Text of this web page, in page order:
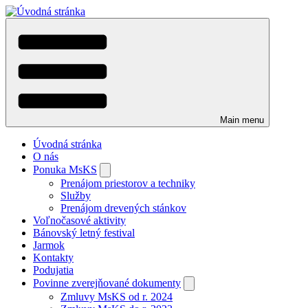
Skočiť
na
hlavný
obsah
Main menu
Úvodná stránka
O nás
Ponuka MsKS
Toggle
sub-
Prenájom priestorov a techniky
Služby
Prenájom drevených stánkov
Voľnočasové aktivity
Bánovský letný festival
Jarmok
Kontakty
Podujatia
Povinne zverejňované dokumenty
Toggle
Zmluvy MsKS od r. 2024